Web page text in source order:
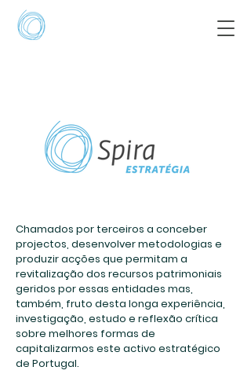
Chamados por terceiros a conceber
projectos, desenvolver metodologias e
produzir acções que permitam a
revitalização dos recursos patrimoniais
geridos por essas entidades mas,
também, fruto desta longa experiência,
investigação, estudo e reflexão crítica
sobre melhores formas de
capitalizarmos este activo estratégico
de Portugal.